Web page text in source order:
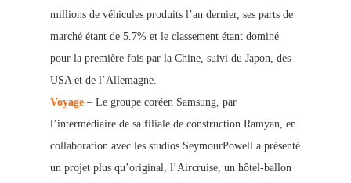
millions de véhicules produits l’an dernier, ses parts de
marché étant de 5.7% et le classement étant dominé
pour la première fois par la Chine, suivi du Japon, des
USA et de l’Allemagne.
Voyage – Le groupe coréen Samsung, par
l’intermédiaire de sa filiale de construction Ramyan, en
collaboration avec les studios SeymourPowell a présenté
un projet plus qu’original, l’Aircruise, un hôtel-ballon